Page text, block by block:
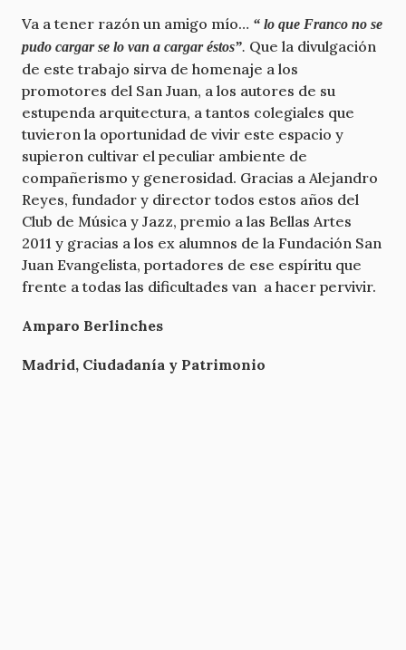
Va a tener razón un amigo mío… “ lo que Franco no se
pudo cargar se lo van a cargar éstos”. Que la divulgación
de este trabajo sirva de homenaje a los
promotores del San Juan, a los autores de su
estupenda arquitectura, a tantos colegiales que
tuvieron la oportunidad de vivir este espacio y
supieron cultivar el peculiar ambiente de
compañerismo y generosidad. Gracias a Alejandro
Reyes, fundador y director todos estos años del
Club de Música y Jazz, premio a las Bellas Artes
2011 y gracias a los ex alumnos de la Fundación San
Juan Evangelista, portadores de ese espíritu que
frente a todas las dificultades van a hacer pervivir.
Amparo Berlinches
Madrid, Ciudadanía y Patrimonio